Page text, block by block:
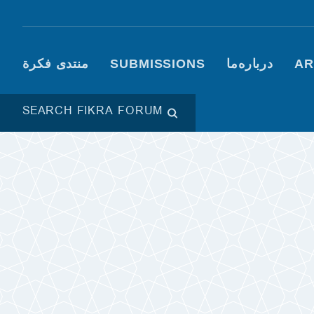
Main navigation (Fikra
درباره‌ما SUBMISSIONS منتدى فكرة
SEARCH FIKRA FORUM